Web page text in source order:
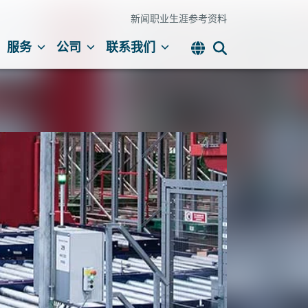
新闻职业生涯参考资料
服务 公司 联系我们